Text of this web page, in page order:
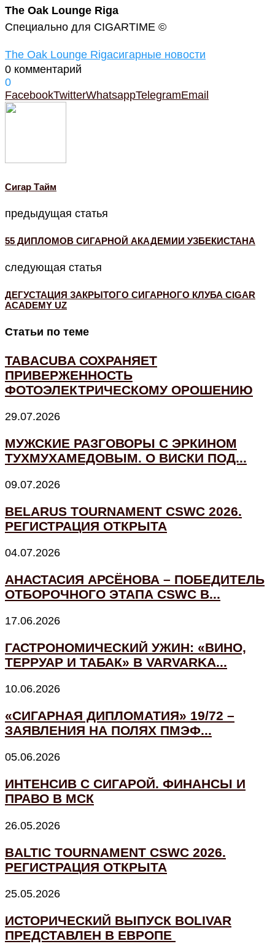
The Oak Lounge Riga
Специально для CIGARTIME ©
The Oak Lounge Rigaсигарные новости
0 комментарий
0
FacebookTwitterWhatsappTelegramEmail
Cигар Тайм
предыдущая статья
55 ДИПЛОМОВ СИГАРНОЙ АКАДЕМИИ УЗБЕКИСТАНА
следующая статья
ДЕГУСТАЦИЯ ЗАКРЫТОГО СИГАРНОГО КЛУБА CIGAR
ACADEMY UZ
Статьи по теме
TABACUBA СОХРАНЯЕТ
ПРИВЕРЖЕННОСТЬ
ФОТОЭЛЕКТРИЧЕСКОМУ ОРОШЕНИЮ
29.07.2026
МУЖСКИЕ РАЗГОВОРЫ С ЭРКИНОМ
ТУХМУХАМЕДОВЫМ. О ВИСКИ ПОД...
09.07.2026
BELARUS TOURNAMENT CSWC 2026.
РЕГИСТРАЦИЯ ОТКРЫТА
04.07.2026
АНАСТАСИЯ АРСЁНОВА – ПОБЕДИТЕЛЬ
ОТБОРОЧНОГО ЭТАПА CSWC В...
17.06.2026
ГАСТРОНОМИЧЕСКИЙ УЖИН: «ВИНО,
ТЕРРУАР И ТАБАК» В VARVARKA...
10.06.2026
«СИГАРНАЯ ДИПЛОМАТИЯ» 19/72 –
ЗАЯВЛЕНИЯ НА ПОЛЯХ ПМЭФ...
05.06.2026
ИНТЕНСИВ С СИГАРОЙ. ФИНАНСЫ И
ПРАВО В МСК
26.05.2026
BALTIC TOURNAMENT CSWC 2026.
РЕГИСТРАЦИЯ ОТКРЫТА
25.05.2026
ИСТОРИЧЕСКИЙ ВЫПУСК BOLIVAR
ПРЕДСТАВЛЕН В ЕВРОПЕ